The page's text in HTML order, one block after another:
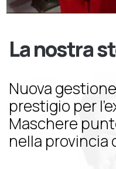
La nostra
Nuova
prestigio per
Maschere
nella provincia